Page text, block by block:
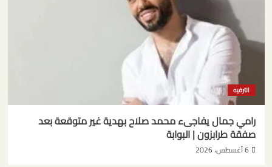
الترفيه
رامي جمال يفاجىء محمد صلاح بهدية غير متوقعة بعد
صفقة طرابزون | البوابة
6 أغسطس، 2026